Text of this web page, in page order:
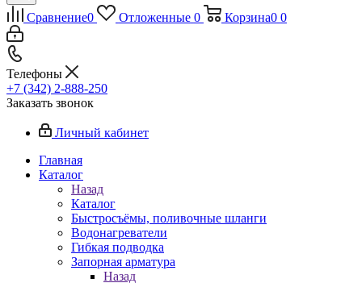
Сравнение0 Отложенные 0 Корзина0 0
Телефоны
+7 (342) 2-888-250
Заказать звонок
Личный кабинет
Главная
Каталог
Назад
Каталог
Быстросъёмы, поливочные шланги
Водонагреватели
Гибкая подводка
Запорная арматура
Назад